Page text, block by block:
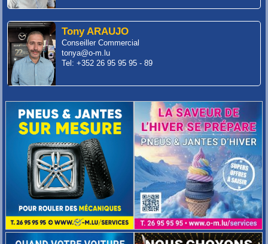
Tony ARAUJO
Conseiller Commercial
tonya@o-m.lu
Tel: +352 26 95 95 95 - 89